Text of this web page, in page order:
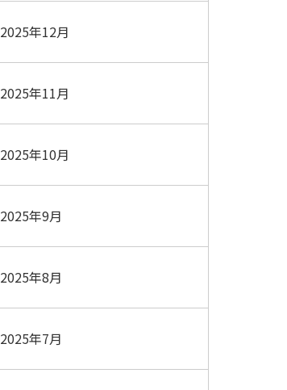
2025年12月
2025年11月
2025年10月
2025年9月
2025年8月
2025年7月